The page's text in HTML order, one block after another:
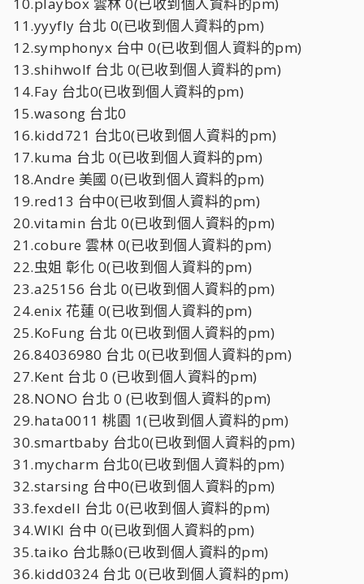
11.yyyfly 台北 0(已收到個人資料的pm)
12.symphonyx 台中 0(已收到個人資料的pm)
13.shihwolf 台北 0(已收到個人資料的pm)
14.Fay 台北0(已收到個人資料的pm)
15.wasong 台北0
16.kidd721 台北0(已收到個人資料的pm)
17.kuma 台北 0(已收到個人資料的pm)
18.Andre 美國 0(已收到個人資料的pm)
19.red13 台中0(已收到個人資料的pm)
20.vitamin 台北 0(已收到個人資料的pm)
21.cobure 雲林 0(已收到個人資料的pm)
22.虫姐 彰化 0(已收到個人資料的pm)
23.a25156 台北 0(已收到個人資料的pm)
24.enix 花蓮 0(已收到個人資料的pm)
25.KoFung 台北 0(已收到個人資料的pm)
26.84036980 台北 0(已收到個人資料的pm)
27.Kent 台北 0 (已收到個人資料的pm)
28.NONO 台北 0 (已收到個人資料的pm)
29.hata0011 桃園 1(已收到個人資料的pm)
30.smartbaby 台北0(已收到個人資料的pm)
31.mycharm 台北0(已收到個人資料的pm)
32.starsing 台中0(已收到個人資料的pm)
33.fexdell 台北 0(已收到個人資料的pm)
34.WIKI 台中 0(已收到個人資料的pm)
35.taiko 台北縣0(已收到個人資料的pm)
36.kidd0324 台北 0(已收到個人資料的pm)